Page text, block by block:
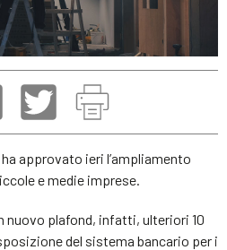
approvato ieri l’ampliamento
e medie imprese.
nuovo plafond, infatti, ulteriori 10
del sistema bancario per i